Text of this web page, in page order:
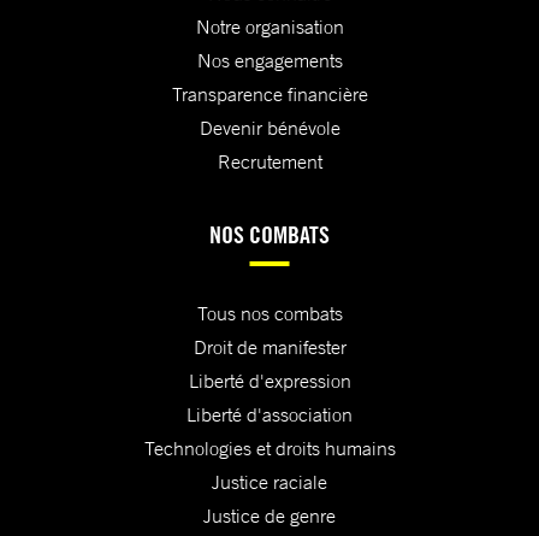
Notre organisation
Nos engagements
Transparence financière
Devenir bénévole
Recrutement
NOS COMBATS
Tous nos combats
Droit de manifester
Liberté d'expression
Liberté d'association
Technologies et droits humains
Justice raciale
Justice de genre